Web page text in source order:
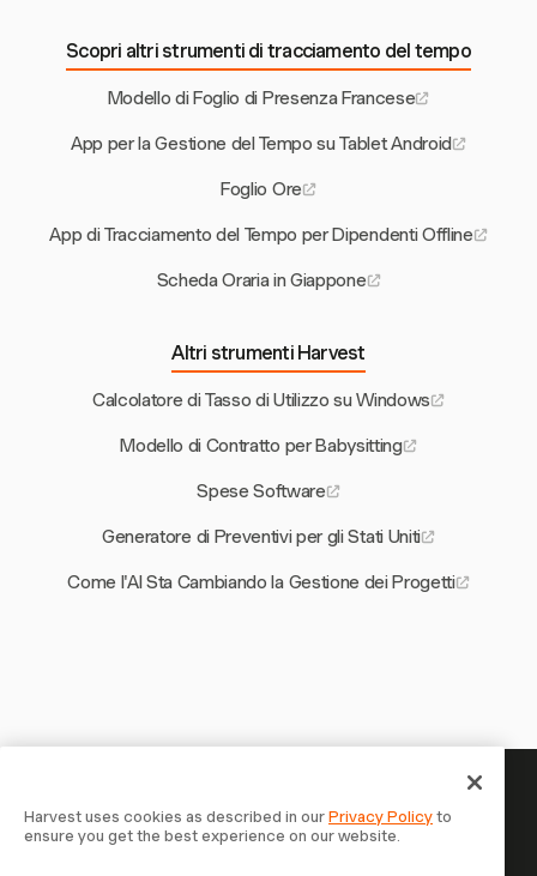
Scopri altri strumenti di tracciamento del tempo
Modello di Foglio di Presenza Francese
App per la Gestione del Tempo su Tablet Android
Foglio Ore
App di Tracciamento del Tempo per Dipendenti Offline
Scheda Oraria in Giappone
Altri strumenti Harvest
Calcolatore di Tasso di Utilizzo su Windows
Modello di Contratto per Babysitting
Spese Software
Generatore di Preventivi per gli Stati Uniti
Come l'AI Sta Cambiando la Gestione dei Progetti
Il tuo tempo merita di essere
tracciato — inizia ora
Harvest uses cookies as described in ourPrivacy Policyto
ensure you get the best experience on our website.